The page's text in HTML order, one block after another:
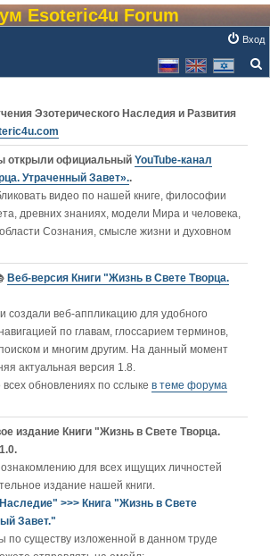
Esoteric4u Forum
Вход
Эзотерического Наследия и Развития
открыли официальный YouTube‑канал
Утраченный Завет»..
видео по нашей книге, философии
древних знаниях, модели Мира и человека,
Сознания, смысле жизни и духовном
Веб-версия Книги "Жизнь в Свете Творца.
создали веб-аппликацию для удобного
по главам, глоссарием терминов,
и многим другим. На данный момент
актуальная версия 1.8.
обновлениях по сслыке в теме форума
издание Книги "Жизнь в Свете Творца.
для всех ищущих личностей
издание нашей книги.
>>> Книга "Жизнь в Свете
Завет."
по существу изложенной в данном труде